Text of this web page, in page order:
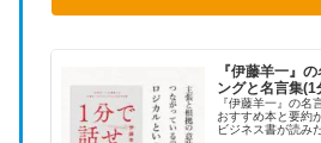
『伊藤羊一』
ングと名言集(1
『伊藤羊一』の名
おすすめ本と要約
ビジネス書が読み